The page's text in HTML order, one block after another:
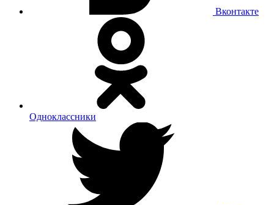
Вконтакте
Одноклассники